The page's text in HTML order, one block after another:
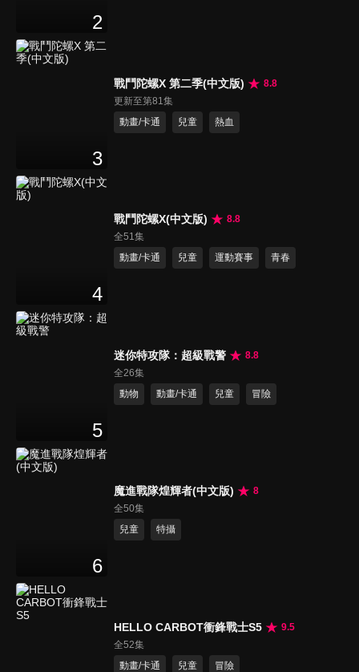
2
3
戰鬥陀螺X 第二季(中文版)
8.8
更新至第81集
動畫/卡通
兒童 熱血
4
戰鬥陀螺X(中文版)
8.8
全51集
動畫/卡通
兒童 運動賽事 青春
5
迷你特攻隊：超級戰警
8.8
全26集
動物
動畫/卡通 兒童 冒險
6
魔進戰隊煌輝者(中文版)
8
全50集
兒童
特攝
HELLO CARBOT衝鋒戰士S5
9.5
全52集
動畫/卡通
兒童 冒險